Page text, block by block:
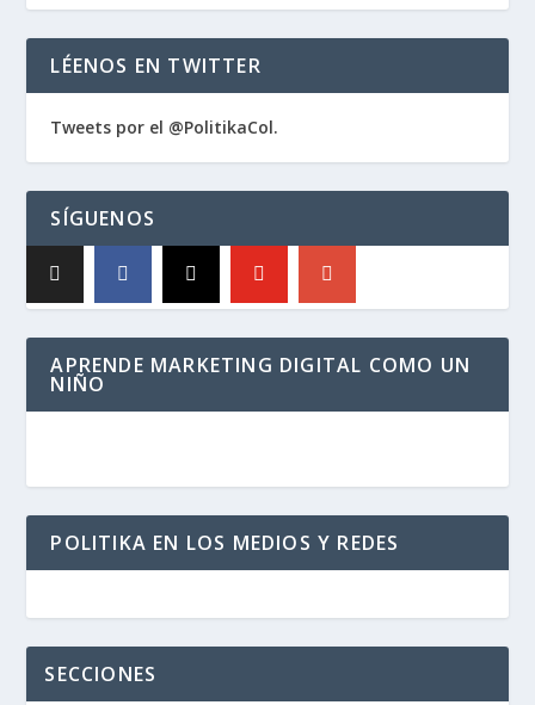
LÉENOS EN TWITTER
Tweets por el @PolitikaCol.
SÍGUENOS
APRENDE MARKETING DIGITAL COMO UN
NIÑO
POLITIKA EN LOS MEDIOS Y REDES
SECCIONES